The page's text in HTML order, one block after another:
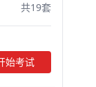
共19套
始考试